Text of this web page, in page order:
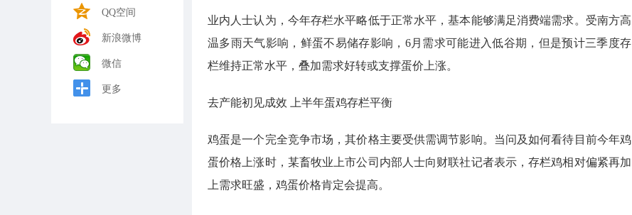
QQ空间
新浪微博
微信
更多
业内人士认为，今年存栏水平略低于正常水平，基本能够满足消费端需求。受南方高
温多雨天气影响，鲜蛋不易储存影响，6月需求可能进入低谷期，但是预计三季度存
栏维持正常水平，叠加需求好转或支撑蛋价上涨。
去产能初见成效 上半年蛋鸡存栏平衡
鸡蛋是一个完全竞争市场，其价格主要受供需调节影响。当问及如何看待目前今年鸡
蛋价格上涨时，某畜牧业上市公司内部人士向财联社记者表示，存栏鸡相对偏紧再加
上需求旺盛，鸡蛋价格肯定会提高。